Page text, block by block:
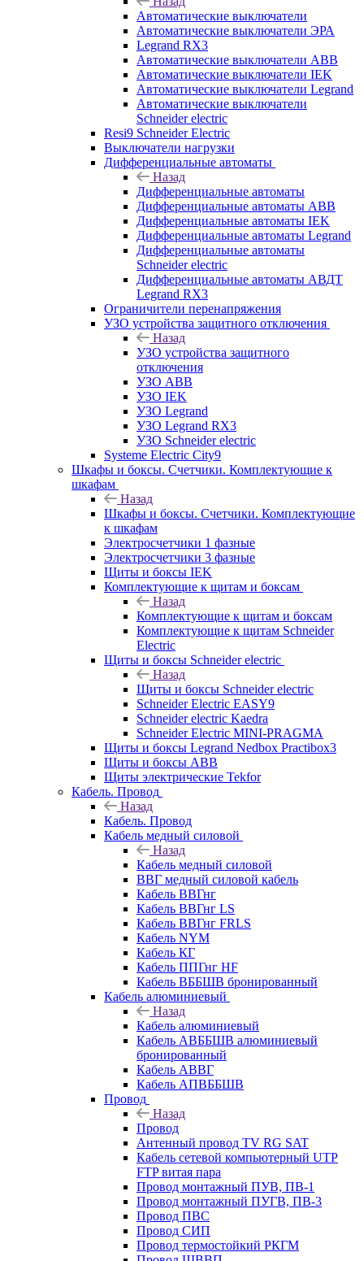
Автоматические выключатели
Автоматические выключатели ЭРА
Legrand RX3
Автоматические выключатели ABB
Автоматические выключатели IEK
Автоматические выключатели Legrand
Автоматические выключатели
Schneider electric
Resi9 Schneider Electric
Выключатели нагрузки
Дифференциальные автоматы
Назад
Дифференциальные автоматы
Дифференциальные автоматы ABB
Дифференциальные автоматы IEK
Дифференциальные автоматы Legrand
Дифференциальные автоматы
Schneider electric
Дифференциальные автоматы АВДТ
Legrand RX3
Ограничители перенапряжения
УЗО устройства защитного отключения
Назад
УЗО устройства защитного
отключения
УЗО ABB
УЗО IEK
УЗО Legrand
УЗО Legrand RX3
УЗО Schneider electric
Systeme Electric City9
Шкафы и боксы. Счетчики. Комплектующие к
шкафам
Назад
Шкафы и боксы. Счетчики. Комплектующие
к шкафам
Электросчетчики 1 фазные
Электросчетчики 3 фазные
Щиты и боксы IEK
Комплектующие к щитам и боксам
Назад
Комплектующие к щитам и боксам
Комплектующие к щитам Schneider
Electric
Щиты и боксы Schneider electric
Назад
Щиты и боксы Schneider electric
Schneider Electric EASY9
Schneider electric Kaedra
Schneider Electric MINI-PRAGMA
Щиты и боксы Legrand Nedbox Practibox3
Щиты и боксы ABB
Щиты электрические Tekfor
Кабель. Провод
Назад
Кабель. Провод
Кабель медный силовой
Назад
Кабель медный силовой
ВВГ медный силовой кабель
Кабель ВВГнг
Кабель ВВГнг LS
Кабель ВВГнг FRLS
Кабель NYM
Кабель КГ
Кабель ППГнг HF
Кабель ВББШВ бронированный
Кабель алюминиевый
Назад
Кабель алюминиевый
Кабель АВББШВ алюминиевый
бронированный
Кабель АВВГ
Кабель АПВББШВ
Провод
Назад
Провод
Антенный провод TV RG SAT
Кабель сетевой компьютерный UTP
FTP витая пара
Провод монтажный ПУВ, ПВ-1
Провод монтажный ПУГВ, ПВ-3
Провод ПВС
Провод СИП
Провод термостойкий РКГМ